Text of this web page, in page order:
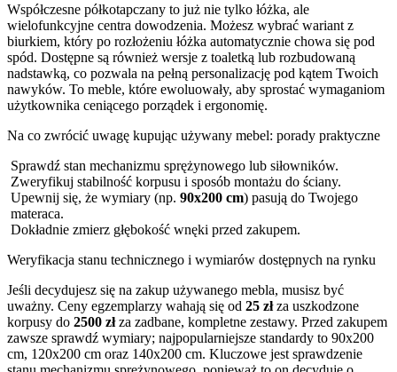
Współczesne półkotapczany to już nie tylko łóżka, ale
wielofunkcyjne centra dowodzenia. Możesz wybrać wariant z
biurkiem, który po rozłożeniu łóżka automatycznie chowa się pod
spód. Dostępne są również wersje z toaletką lub rozbudowaną
nadstawką, co pozwala na pełną personalizację pod kątem Twoich
nawyków. To meble, które ewoluowały, aby sprostać wymaganiom
użytkownika ceniącego porządek i ergonomię.
Na co zwrócić uwagę kupując używany mebel: porady praktyczne
Sprawdź stan mechanizmu sprężynowego lub siłowników.
Zweryfikuj stabilność korpusu i sposób montażu do ściany.
Upewnij się, że wymiary (np. 90x200 cm) pasują do Twojego
materaca.
Dokładnie zmierz głębokość wnęki przed zakupem.
Weryfikacja stanu technicznego i wymiarów dostępnych na rynku
Jeśli decydujesz się na zakup używanego mebla, musisz być
uważny. Ceny egzemplarzy wahają się od 25 złza uszkodzone
korpusy do 2500 złza zadbane, kompletne zestawy. Przed zakupem
zawsze sprawdź wymiary; najpopularniejsze standardy to 90x200
cm, 120x200 cm oraz 140x200 cm. Kluczowe jest sprawdzenie